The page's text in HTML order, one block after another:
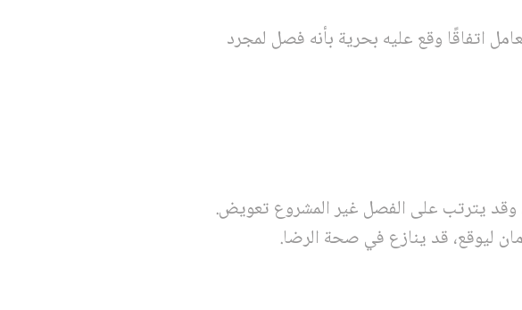
اتفاقًا وقع عليه بحرية بأنه فصل لمجرد
يترتب على الفصل غير المشروع تعويض.
ليوقع، قد ينازع في صحة الرضا.